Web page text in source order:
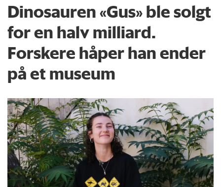
Dinosauren «Gus» ble solgt
for en halv milliard.
Forskere håper han ender
på et museum